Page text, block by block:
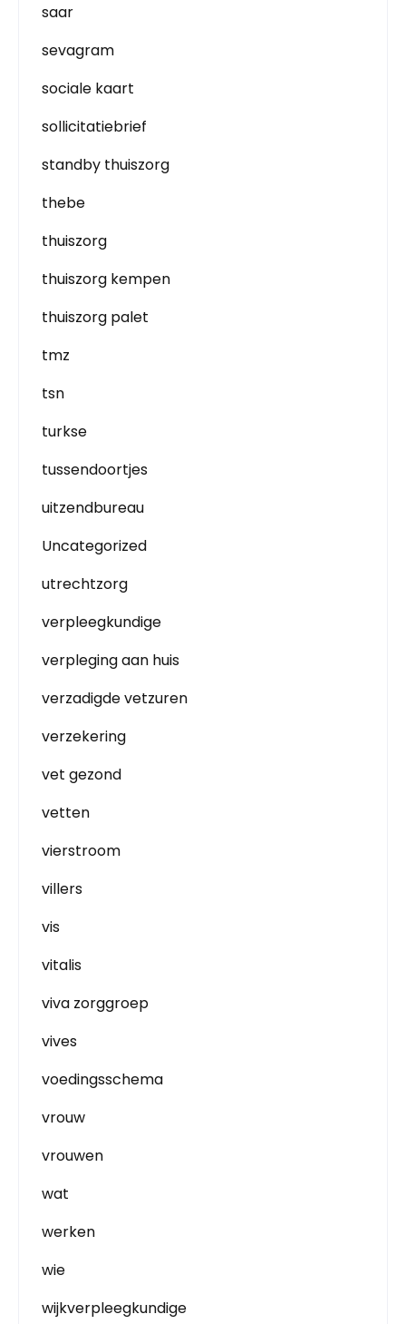
saar
sevagram
sociale kaart
sollicitatiebrief
standby thuiszorg
thebe
thuiszorg
thuiszorg kempen
thuiszorg palet
tmz
tsn
turkse
tussendoortjes
uitzendbureau
Uncategorized
utrechtzorg
verpleegkundige
verpleging aan huis
verzadigde vetzuren
verzekering
vet gezond
vetten
vierstroom
villers
vis
vitalis
viva zorggroep
vives
voedingsschema
vrouw
vrouwen
wat
werken
wie
wijkverpleegkundige